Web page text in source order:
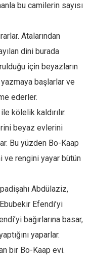
bu camilerin sayısı
Atalarından
dini burada
için beyazların
başlarlar ve
ederler.
kölelik kaldırılır.
beyaz evlerini
Bu yüzden Bo-Kaap
ve rengini yayar bütün
Abdülaziz,
Efendi’yi
bağırlarına basar,
yaparlar.
bir Bo-Kaap evi.